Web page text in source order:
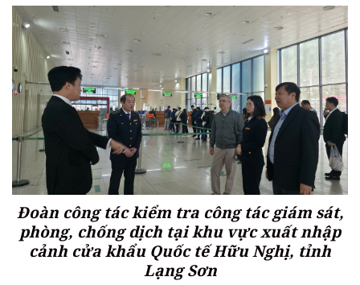
Đoàn công tác kiểm tra công tác giám sát,
phòng, chống dịch tại khu vực xuất nhập
cảnh cửa khẩu Quốc tế Hữu Nghị, tỉnh
Lạng Sơn